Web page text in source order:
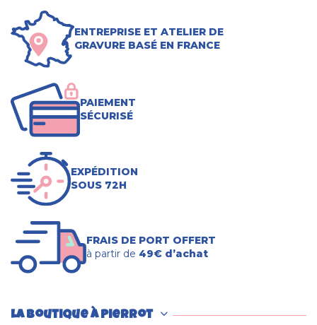
ENTREPRISE ET ATELIER DE
GRAVURE BASÉ EN FRANCE
PAIEMENT
SÉCURISÉ
EXPÉDITION
SOUS 72H
FRAIS DE PORT OFFERT
à partir de 49€ d’achat
La boutique à Pierrot